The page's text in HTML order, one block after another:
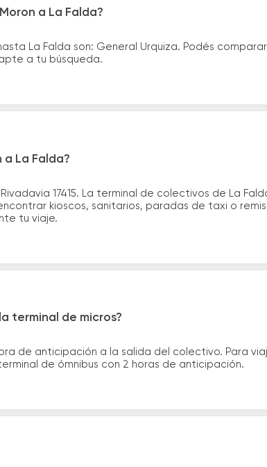
a La Falda?
La Falda son: General Urquiza. Podés
a tu búsqueda.
La Falda?
17415. La terminal de colectivos de La
kioscos, sanitarios, paradas de taxi o
tu viaje.
terminal de micros?
de anticipación a la salida del colectivo. Para
de ómnibus con 2 horas de anticipación.